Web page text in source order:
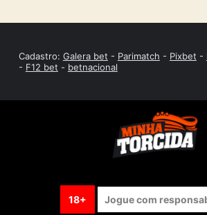
Cadastro: Galera bet - Parimatch - Pixbet -
- F12 bet - betnacional
18+ Jogue com